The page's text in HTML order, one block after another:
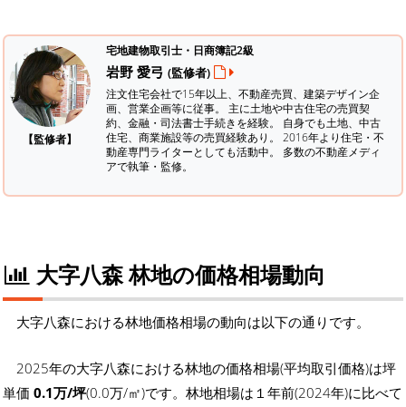
【監修者】
宅地建物取引士・日商簿記2級
岩野 愛弓 (監修者)
注文住宅会社で15年以上、不動産売買、建築デザイン企
画、営業企画等に従事。 主に土地や中古住宅の売買契
約、金融・司法書士手続きを経験。 自身でも土地、中古
住宅、商業施設等の売買経験あり。 2016年より住宅・不
動産専門ライターとしても活動中。 多数の不動産メディ
アで執筆・監修。
大字八森 林地の価格相場動向
大字八森における林地価格相場の動向は以下の通りです。
2025年の大字八森における林地の価格相場(平均取引価格)は坪
単価 0.1万/坪(0.0万/㎡)です。林地相場は１年前(2024年)に比べて